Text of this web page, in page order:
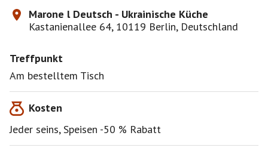
Marone l Deutsch - Ukrainische Küche
Kastanienallee 64, 10119 Berlin, Deutschland
Treffpunkt
Am bestelltem Tisch
Kosten
Jeder seins, Speisen -50 % Rabatt